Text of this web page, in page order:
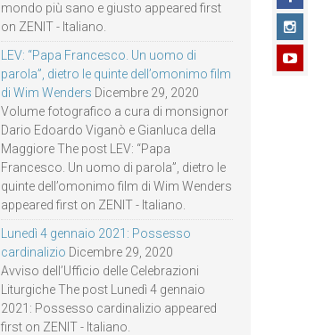
mondo più sano e giusto appeared first
on ZENIT - Italiano.
LEV: “Papa Francesco. Un uomo di
parola”, dietro le quinte dell’omonimo film
di Wim Wenders Dicembre 29, 2020
Volume fotografico a cura di monsignor
Dario Edoardo Viganò e Gianluca della
Maggiore The post LEV: “Papa
Francesco. Un uomo di parola”, dietro le
quinte dell’omonimo film di Wim Wenders
appeared first on ZENIT - Italiano.
Lunedì 4 gennaio 2021: Possesso
cardinalizio Dicembre 29, 2020
Avviso dell’Ufficio delle Celebrazioni
Liturgiche The post Lunedì 4 gennaio
2021: Possesso cardinalizio appeared
first on ZENIT - Italiano.